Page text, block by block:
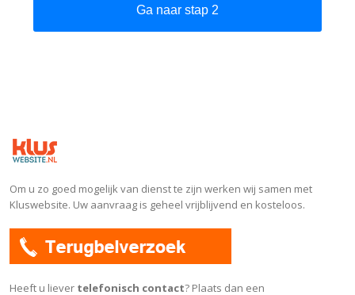
Ga naar stap 2
Om u zo goed mogelijk van dienst te zijn werken wij samen met
Kluswebsite. Uw aanvraag is geheel vrijblijvend en kosteloos.
Heeft u liever telefonisch contact? Plaats dan een